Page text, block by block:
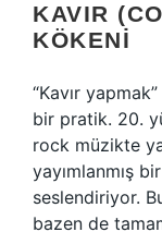
KAVIR
KÖKENI
“Kavır
bir pratik. 20.
rock müzikte
yayımlanmış
seslendiriyor.
bazen de